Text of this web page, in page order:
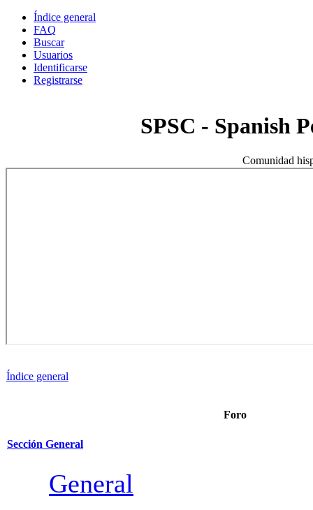
Índice general
FAQ
Buscar
Usuarios
Identificarse
Registrarse
SPSC - Spanish
Comunidad
Índice general
Foro
Sección General
General